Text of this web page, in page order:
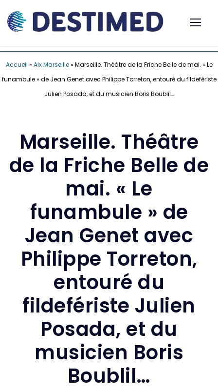
Accueil » Aix Marseille» Marseille. Théâtre de la Friche Belle de mai. « Le
funambule » de Jean Genet avec Philippe Torreton, entouré du fildefériste
Julien Posada, et du musicien Boris Boublil…
Marseille. Théâtre
de la Friche Belle de
mai. « Le
funambule » de
Jean Genet avec
Philippe Torreton,
entouré du
fildefériste Julien
Posada, et du
musicien Boris
Boublil…